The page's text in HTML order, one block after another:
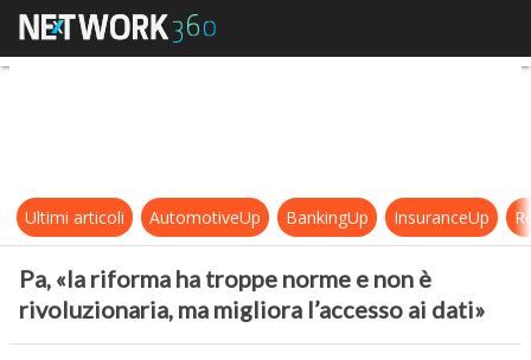
Pa, «la riforma ha troppe norme e
Ultimi articoli AutomotiveUp BankingUp InsuranceUp
Pa, «la riforma ha troppe norme e non è
rivoluzionaria, ma migliora l’accesso ai dati»